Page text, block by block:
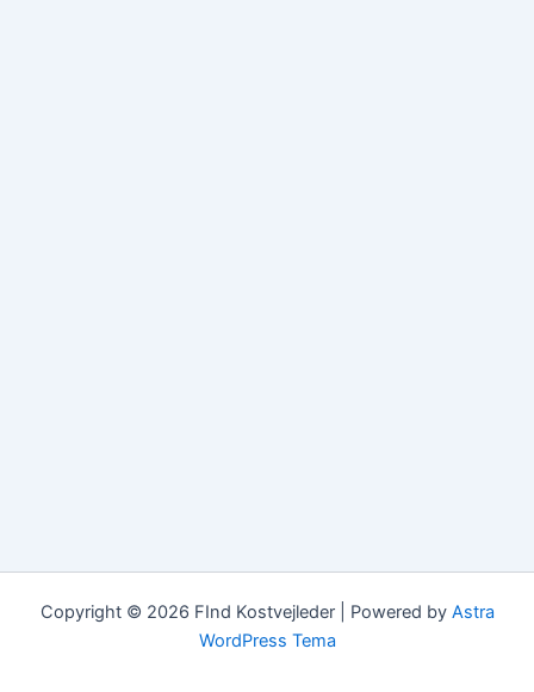
Copyright © 2026 FInd Kostvejleder | Powered by Astra
WordPress Tema